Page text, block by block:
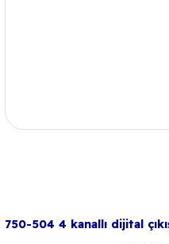
750-504 4 kanallı dijital